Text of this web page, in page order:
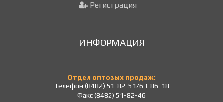
Регистрация
ИНФОРМАЦИЯ
Отдел оптовых продаж:
Телефон (8482) 51-82-51/63-86-18
Факс (8482) 51-82-46